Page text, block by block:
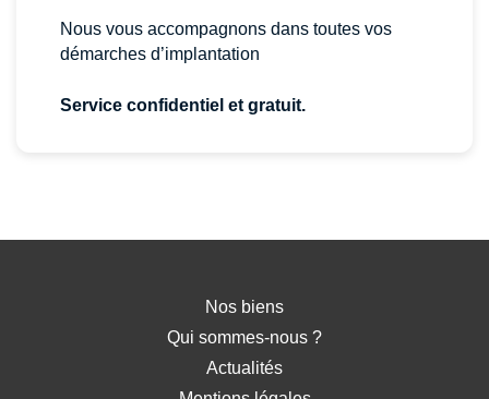
Nous vous accompagnons dans toutes vos
démarches d’implantation
Service confidentiel et gratuit.
Nos biens
Qui sommes-nous ?
Actualités